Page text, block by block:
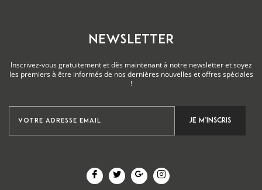
NEWSLETTER
Inscrivez-vous gratuitement et dès maintenant à notre newsletter et soyez
les premiers à être informés de nos dernières nouvelles et offres spéciales
!